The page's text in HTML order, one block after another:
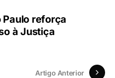
Paulo reforça
à Justiça
Artigo Anterior